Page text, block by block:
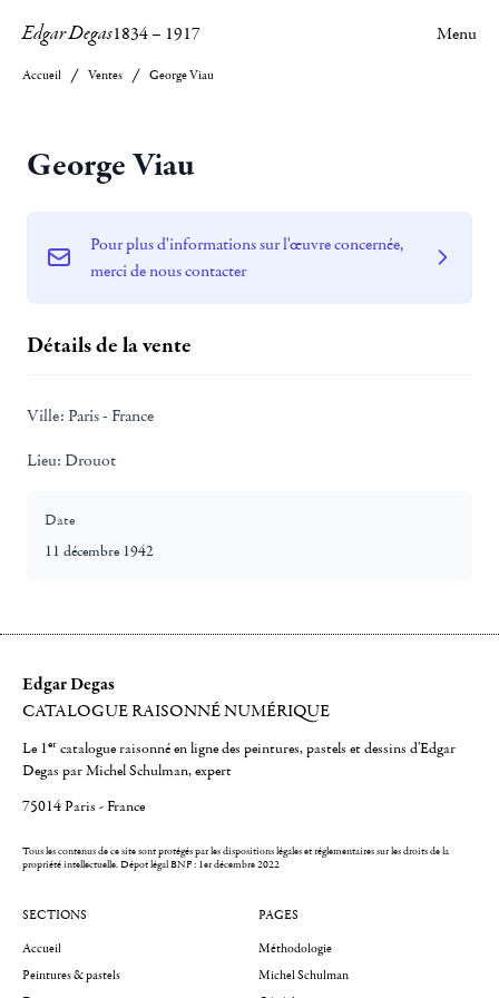
Edgar Degas1834– 1917 Menu
Accueil Ventes George Viau
George Viau
Pour plus d'informations sur l'œuvre concernée,
merci de nous contacter
Détails de la vente
Ville: Paris - France
Lieu: Drouot
Date
11 décembre 1942
Edgar Degas
CATALOGUE RAISONNÉ NUMÉRIQUE
Le 1er catalogue raisonné en ligne des peintures, pastels et dessins d'Edgar
Degas par Michel Schulman, expert
75014 Paris - France
Tous les contenus de ce site sont protégés par les dispositions légales et réglementaires sur les droits de la
propriété intellectuelle.Dépot légal BNF : 1er décembre 2022
SECTIONS
Accueil
Peintures & pastels
PAGES
Méthodologie
Michel Schulman